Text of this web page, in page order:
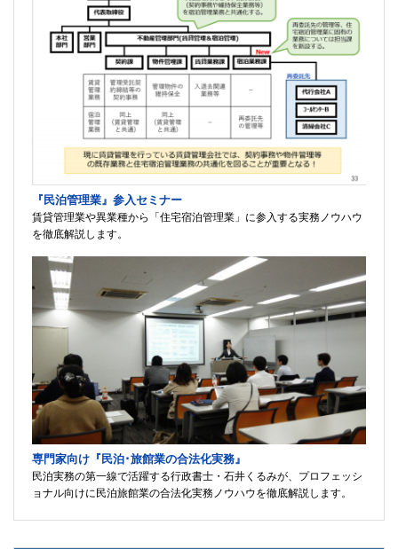
『民泊管理業』参入セミナー
賃貸管理業や異業種から「住宅宿泊管理業」に参入する実務ノウハウ
を徹底解説します。
専門家向け『民泊･旅館業の合法化実務』
民泊実務の第一線で活躍する行政書士・石井くるみが、プロフェッシ
ョナル向けに民泊旅館業の合法化実務ノウハウを徹底解説します。